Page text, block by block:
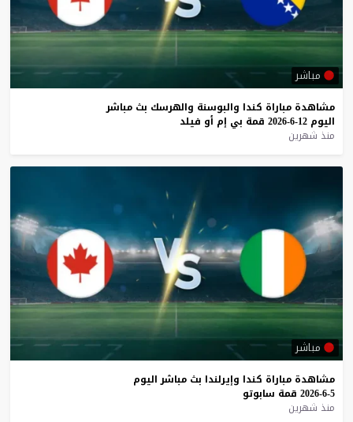
مباشر
مشاهدة مباراة كندا والبوسنة والهرسك بث مباشر
اليوم 12-6-2026 قمة بي إم أو فيلد
منذ شهرين
مباشر
مشاهدة مباراة كندا وإيرلندا بث مباشر اليوم
5-6-2026
قمة سابوتو
منذ شهرين